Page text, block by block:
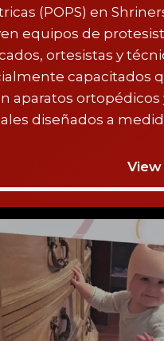
(POPS) en
equipos de
ortesistas y
capacitados
aparatos
diseñados a